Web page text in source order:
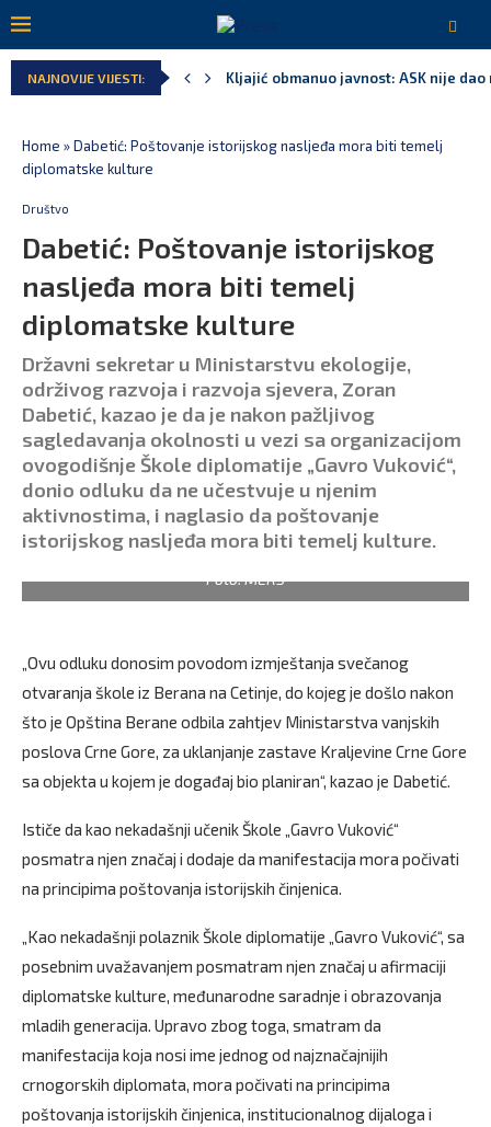
NAJNOVIJE VIJESTI:
Kljajić obmanuo javnost: ASK nije
Home »Dabetić: Poštovanje istorijskog nasljeđa mora biti temelj
diplomatske kulture
Društvo
Dabetić: Poštovanje istorijskog
nasljeđa mora biti temelj
diplomatske kulture
Državni sekretar u Ministarstvu ekologije,
održivog razvoja i razvoja sjevera, Zoran
Dabetić, kazao je da je nakon pažljivog
sagledavanja okolnosti u vezi sa organizacijom
ovogodišnje Škole diplomatije „Gavro Vuković“,
donio odluku da ne učestvuje u njenim
aktivnostima, i naglasio da poštovanje
istorijskog nasljeđa mora biti temelj kulture.
Foto: MERS
„Ovu odluku donosim povodom izmještanja svečanog
otvaranja škole iz Berana na Cetinje, do kojeg je došlo nakon
što je Opština Berane odbila zahtjev Ministarstva vanjskih
poslova Crne Gore, za uklanjanje zastave Kraljevine Crne Gore
sa objekta u kojem je događaj bio planiran“, kazao je Dabetić.
Ističe da kao nekadašnji učenik Škole „Gavro Vuković“
posmatra njen značaj i dodaje da manifestacija mora počivati
na principima poštovanja istorijskih činjenica.
„Kao nekadašnji polaznik Škole diplomatije „Gavro Vuković“, sa
posebnim uvažavanjem posmatram njen značaj u afirmaciji
diplomatske kulture, međunarodne saradnje i obrazovanja
mladih generacija. Upravo zbog toga, smatram da
manifestacija koja nosi ime jednog od najznačajnijih
crnogorskih diplomata, mora počivati na principima
poštovanja istorijskih činjenica, institucionalnog dijaloga i